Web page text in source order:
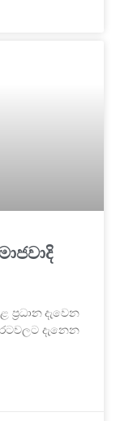
ප්‍රධාන දැවෙන
දැනෙන